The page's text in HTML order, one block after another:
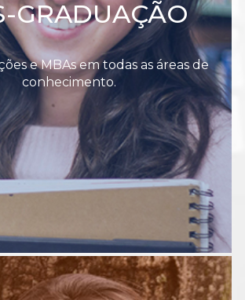
GRADUAÇÃO
e MBAs em todas as áreas de
conhecimento.